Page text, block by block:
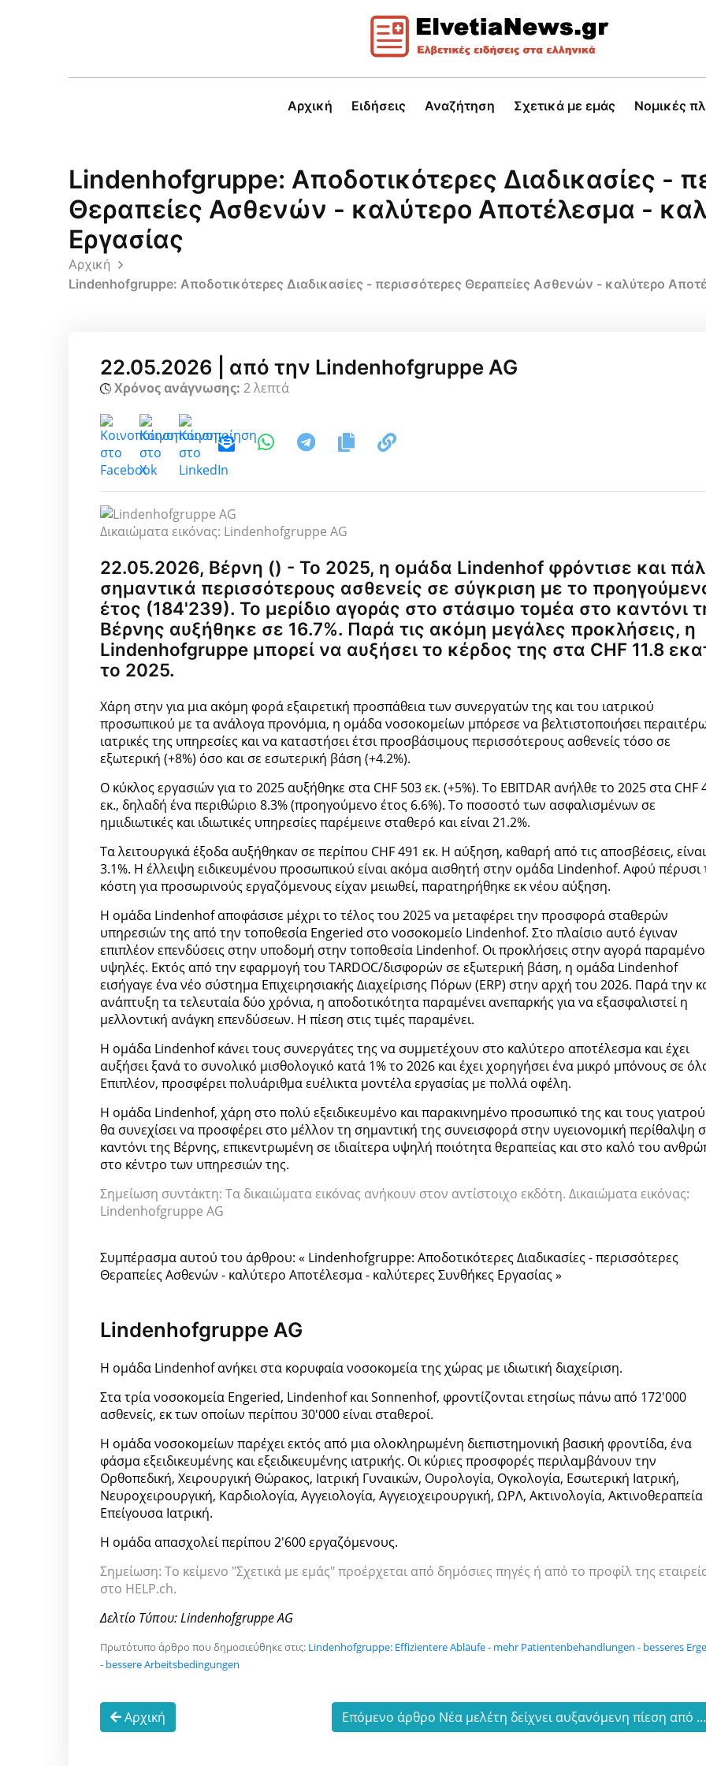
Αρχική Ειδήσεις Αναζήτηση Σχετικά με εμάς Νομικές
Lindenhofgruppe: Αποδοτικότερες Διαδικασίες -
Θεραπείες Ασθενών - καλύτερο Αποτέλεσμα -
Εργασίας
Αρχική
Lindenhofgruppe: Αποδοτικότερες Διαδικασίες - περισσότερες Θεραπείες Ασθενών - καλύτερο
22.05.2026 | από την Lindenhofgruppe AG
Χρόνος ανάγνωσης: 2 λεπτά
Δικαιώματα εικόνας: Lindenhofgruppe AG
22.05.2026, Βέρνη () - Το 2025, η ομάδα Lindenhof φρόντισε και
σημαντικά περισσότερους ασθενείς σε σύγκριση με το
έτος (184'239). Το μερίδιο αγοράς στο στάσιμο τομέα στο καντόνι
Βέρνης αυξήθηκε σε 16.7%. Παρά τις ακόμη μεγάλες προκλήσεις, η
Lindenhofgruppe μπορεί να αυξήσει το κέρδος της στα CHF 11.8
το 2025.
Χάρη στην για μια ακόμη φορά εξαιρετική προσπάθεια των συνεργατών της και του ιατρικού
προσωπικού με τα ανάλογα προνόμια, η ομάδα νοσοκομείων μπόρεσε να βελτιστοποιήσει περαιτέρω
ιατρικές της υπηρεσίες και να καταστήσει έτσι προσβάσιμους περισσότερους ασθενείς τόσο σε
εξωτερική (+8%) όσο και σε εσωτερική βάση (+4.2%).
Ο κύκλος εργασιών για το 2025 αυξήθηκε στα CHF 503 εκ. (+5%). Το EBITDAR ανήλθε το 2025 στα CHF
εκ., δηλαδή ένα περιθώριο 8.3% (προηγούμενο έτος 6.6%). Το ποσοστό των ασφαλισμένων σε
ημιιδιωτικές και ιδιωτικές υπηρεσίες παρέμεινε σταθερό και είναι 21.2%.
Τα λειτουργικά έξοδα αυξήθηκαν σε περίπου CHF 491 εκ. Η αύξηση, καθαρή από τις αποσβέσεις, είναι
3.1%. Η έλλειψη ειδικευμένου προσωπικού είναι ακόμα αισθητή στην ομάδα Lindenhof. Αφού πέρυσι
κόστη για προσωρινούς εργαζόμενους είχαν μειωθεί, παρατηρήθηκε εκ νέου αύξηση.
Η ομάδα Lindenhof αποφάσισε μέχρι το τέλος του 2025 να μεταφέρει την προσφορά σταθερών
υπηρεσιών της από την τοποθεσία Engeried στο νοσοκομείο Lindenhof. Στο πλαίσιο αυτό έγιναν
επιπλέον επενδύσεις στην υποδομή στην τοποθεσία Lindenhof. Οι προκλήσεις στην αγορά
υψηλές. Εκτός από την εφαρμογή του TARDOC/δισφορών σε εξωτερική βάση, η ομάδα Lindenhof
εισήγαγε ένα νέο σύστημα Επιχειρησιακής Διαχείρισης Πόρων (ERP) στην αρχή του 2026. Παρά την
ανάπτυξη τα τελευταία δύο χρόνια, η αποδοτικότητα παραμένει ανεπαρκής για να εξασφαλιστεί η
μελλοντική ανάγκη επενδύσεων. Η πίεση στις τιμές παραμένει.
Η ομάδα Lindenhof κάνει τους συνεργάτες της να συμμετέχουν στο καλύτερο αποτέλεσμα και έχει
αυξήσει ξανά το συνολικό μισθολογικό κατά 1% το 2026 και έχει χορηγήσει ένα μικρό μπόνους σε
Επιπλέον, προσφέρει πολυάριθμα ευέλικτα μοντέλα εργασίας με πολλά οφέλη.
Η ομάδα Lindenhof, χάρη στο πολύ εξειδικευμένο και παρακινημένο προσωπικό της και τους
θα συνεχίσει να προσφέρει στο μέλλον τη σημαντική της συνεισφορά στην υγειονομική περίθαλψη
καντόνι της Βέρνης, επικεντρωμένη σε ιδιαίτερα υψηλή ποιότητα θεραπείας και στο καλό του
στο κέντρο των υπηρεσιών της.
Σημείωση συντάκτη: Τα δικαιώματα εικόνας ανήκουν στον αντίστοιχο εκδότη. Δικαιώματα εικόνας:
Lindenhofgruppe AG
Συμπέρασμα αυτού του άρθρου: « Lindenhofgruppe: Αποδοτικότερες Διαδικασίες - περισσότερες
Θεραπείες Ασθενών - καλύτερο Αποτέλεσμα - καλύτερες Συνθήκες Εργασίας »
Lindenhofgruppe AG
Η ομάδα Lindenhof ανήκει στα κορυφαία νοσοκομεία της χώρας με ιδιωτική διαχείριση.
Στα τρία νοσοκομεία Engeried, Lindenhof και Sonnenhof, φροντίζονται ετησίως πάνω από 172'000
ασθενείς, εκ των οποίων περίπου 30'000 είναι σταθεροί.
Η ομάδα νοσοκομείων παρέχει εκτός από μια ολοκληρωμένη διεπιστημονική βασική φροντίδα, ένα
φάσμα εξειδικευμένης και εξειδικευμένης ιατρικής. Οι κύριες προσφορές περιλαμβάνουν την
Ορθοπεδική, Χειρουργική Θώρακος, Ιατρική Γυναικών, Ουρολογία, Ογκολογία, Εσωτερική Ιατρική,
Νευροχειρουργική, Καρδιολογία, Αγγειολογία, Αγγειοχειρουργική, ΩΡΛ, Ακτινολογία, Ακτινοθεραπεία
Επείγουσα Ιατρική.
Η ομάδα απασχολεί περίπου 2'600 εργαζόμενους.
Σημείωση: Το κείμενο "Σχετικά με εμάς" προέρχεται από δημόσιες πηγές ή από το προφίλ της
στο HELP.ch.
Δελτίο Τύπου: Lindenhofgruppe AG
Πρωτότυπο άρθρο που δημοσιεύθηκε στις: Lindenhofgruppe: Effizientere Abläufe - mehr Patientenbehandlungen - besseres
- bessere Arbeitsbedingungen
Αρχική Επόμενο άρθρο Νέα μελέτη δείχνει αυξανόμενη πίεση από ...